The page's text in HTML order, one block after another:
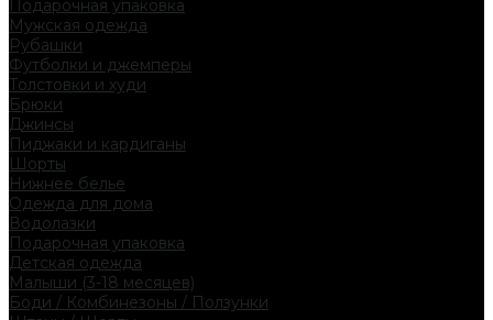
Подарочная упаковка
Мужская одежда
Рубашки
Футболки и джемперы
Толстовки и худи
Брюки
Джинсы
Пиджаки и кардиганы
Шорты
Нижнее белье
Одежда для дома
Водолазки
Подарочная упаковка
Детская одежда
Малыши (3-18 месяцев)
Боди / Комбинезоны / Ползунки